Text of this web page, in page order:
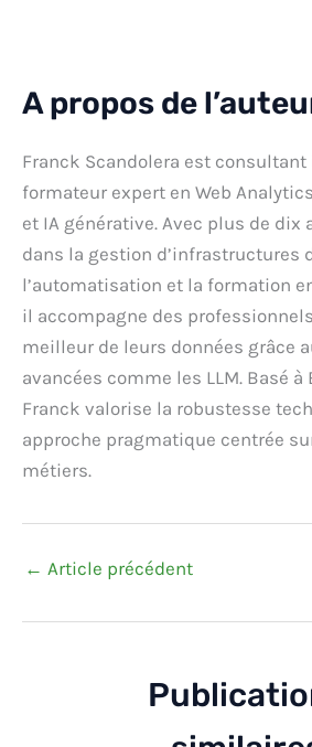
A propos de
Franck Scandolera est
formateur expert en Web
et IA générative. Avec plus de dix
dans la gestion d’infrastructures
l’automatisation et la formation
il accompagne des
meilleur de leurs données grâce
avancées comme les LLM. Basé à
Franck valorise la robustesse
approche pragmatique centrée
métiers.
← Article précédent